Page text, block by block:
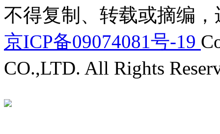
不得复制、转载或摘编
京ICP备09074081号-19
CO.,LTD. All Rights